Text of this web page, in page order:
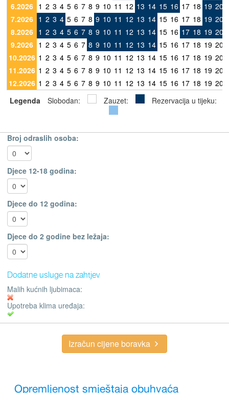
6.2026 1 2 3 4 5 6 7 8 9 10 11 12 13 14 15 16 17 18 19 20
7.2026 1 2 3 4 5 6 7 8 9 10 11 12 13 14 15 16 17 18 19 20
8.2026 1 2 3 4 5 6 7 8 9 10 11 12 13 14 15 16 17 18 19 20
9.2026 1 2 3 4 5 6 7 8 9 10 11 12 13 14 15 16 17 18 19 20
10.2026 1 2 3 4 5 6 7 8 9 10 11 12 13 14 15 16 17 18 19 20
11.2026 1 2 3 4 5 6 7 8 9 10 11 12 13 14 15 16 17 18 19 20
12.2026 1 2 3 4 5 6 7 8 9 10 11 12 13 14 15 16 17 18 19 20
Legenda
Slobodan: Zauzet: Rezervacija u tijeku:
Broj odraslih osoba:
Djece 12-18 godina:
Djece do 12 godina:
Djece do 2 godine bez ležaja:
Dodatne usluge na zahtjev
Malih kućnih ljubimaca:
Upotreba klima uređaja:
Izračun cijene boravka
Opremljenost smještaja obuhvaća